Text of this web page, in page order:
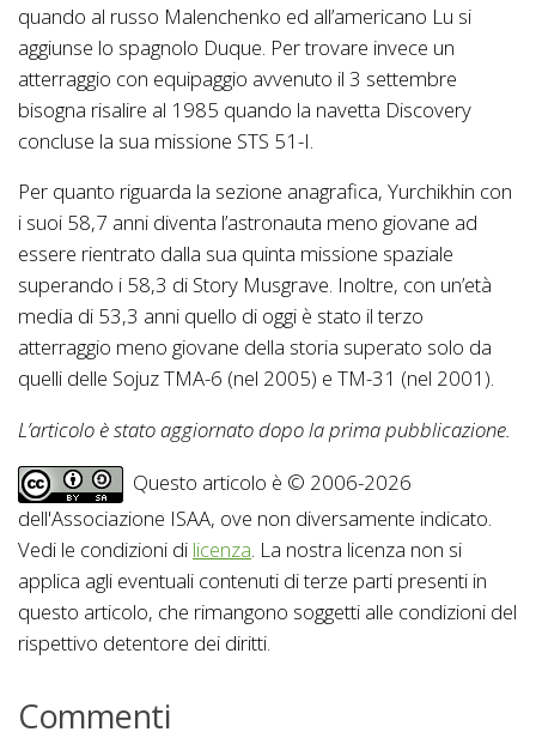
quando al russo Malenchenko ed all’americano Lu si
aggiunse lo spagnolo Duque. Per trovare invece un
atterraggio con equipaggio avvenuto il 3 settembre
bisogna risalire al 1985 quando la navetta Discovery
concluse la sua missione STS 51-I.
Per quanto riguarda la sezione anagrafica, Yurchikhin con
i suoi 58,7 anni diventa l’astronauta meno giovane ad
essere rientrato dalla sua quinta missione spaziale
superando i 58,3 di Story Musgrave. Inoltre, con un’età
media di 53,3 anni quello di oggi è stato il terzo
atterraggio meno giovane della storia superato solo da
quelli delle Sojuz TMA-6 (nel 2005) e TM-31 (nel 2001).
L’articolo è stato aggiornato dopo la prima pubblicazione.
Questo articolo è © 2006-2026
dell'Associazione ISAA, ove non diversamente indicato.
Vedi le condizioni di licenza. La nostra licenza non si
applica agli eventuali contenuti di terze parti presenti in
questo articolo, che rimangono soggetti alle condizioni del
rispettivo detentore dei diritti.
Commenti